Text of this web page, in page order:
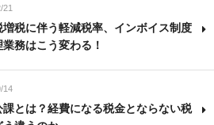
21
増税に伴う軽減税率、インボイス制度
務はこう変わる！
14
課とは？経費になる税金とならない税